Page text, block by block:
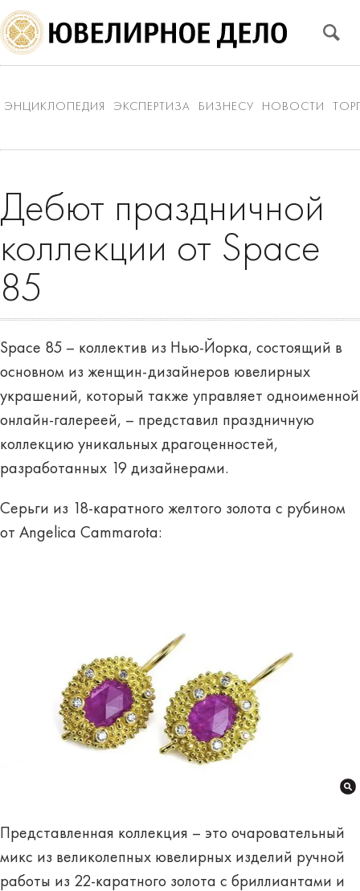
ЭНЦИКЛОПЕДИЯ ЭКСПЕРТИЗА БИЗНЕСУ НОВОСТИ
Дебют праздничной
коллекции от Space
85
Space 85 – коллектив из Нью-Йорка, состоящий в
основном из женщин-дизайнеров ювелирных
украшений, который также управляет одноименной
онлайн-галереей, – представил праздничную
коллекцию уникальных драгоценностей,
разработанных 19 дизайнерами.
Серьги из 18-каратного желтого золота с рубином
от Angelica Cammarota:
Представленная коллекция – это очаровательный
микс из великолепных ювелирных изделий ручной
работы из 22-каратного золота с бриллиантами и